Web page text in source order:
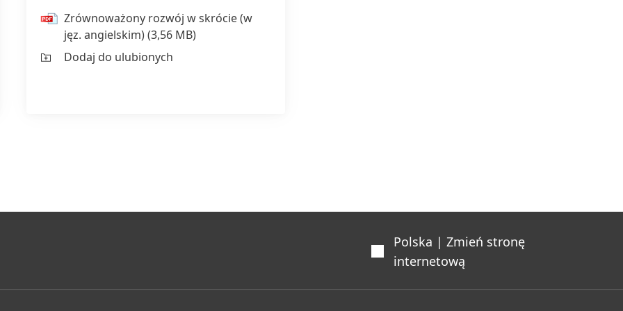
Zrównoważony rozwój w skrócie(w
jęz. angielskim)(3,56 MB)
Dodaj do ulubionych
Polska | Zmień stronę
internetową